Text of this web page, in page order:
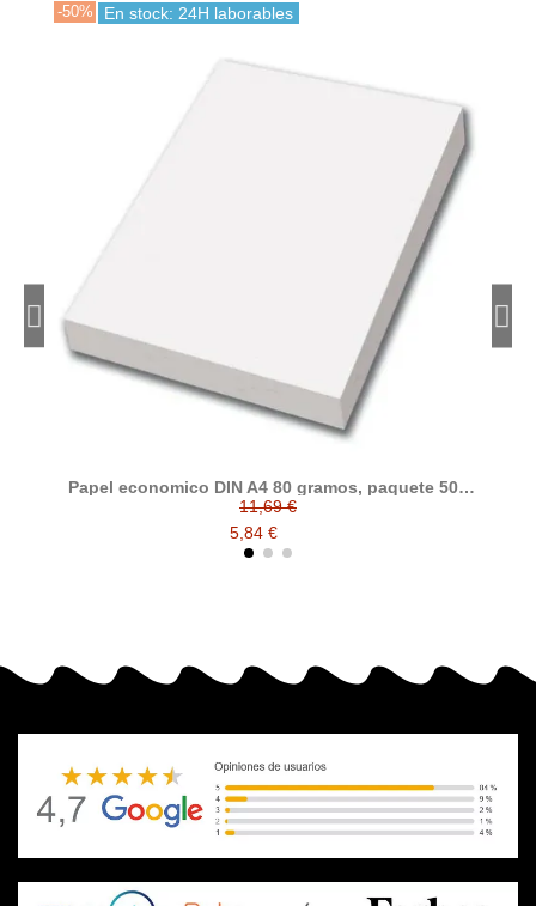
-50% En stock: 24H laborables
Papel economico DIN A4 80 gramos, paquete 500
folios
11,69 €
5,84 €